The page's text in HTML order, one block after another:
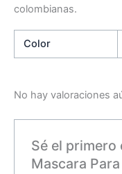
colombianas.
Color
No hay valoraciones
Sé el primero
Mascara